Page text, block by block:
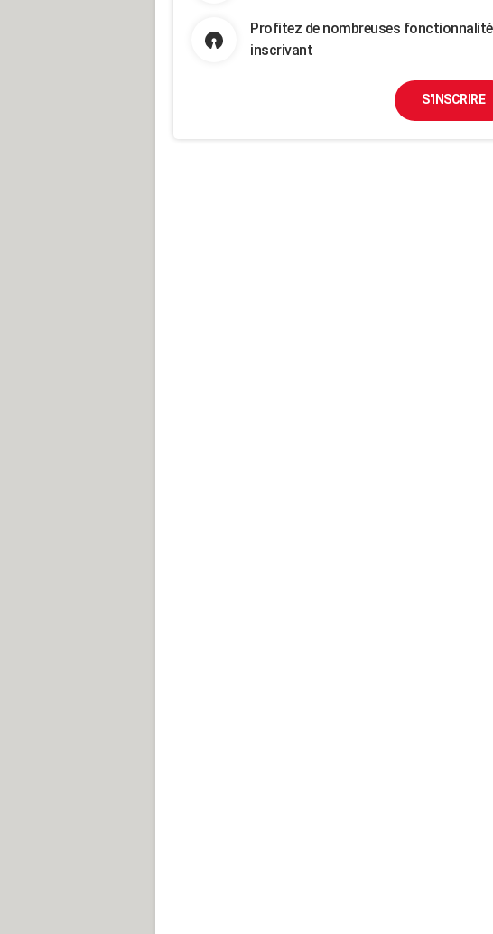
Profitez de nombreuses
inscrivant
S'INSCRIRE